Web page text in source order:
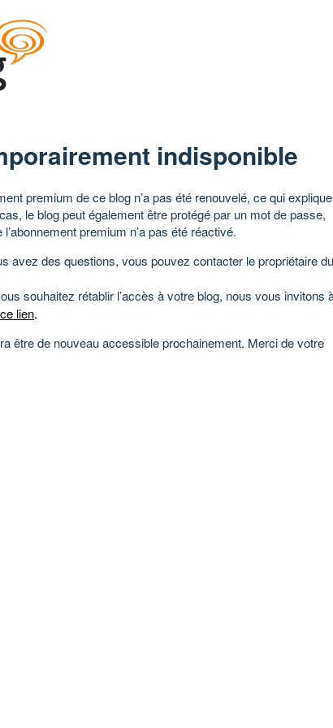
indisponible
premium de ce blog n’a pas été renouvelé, ce qui explique
le blog peut également être protégé par un mot de passe,
premium n’a pas été réactivé.
avez des questions, vous pouvez contacter le propriétaire du
souhaitez rétablir l’accès à votre blog, nous vous invitons
ce lien.
être de nouveau accessible prochainement. Merci de votre